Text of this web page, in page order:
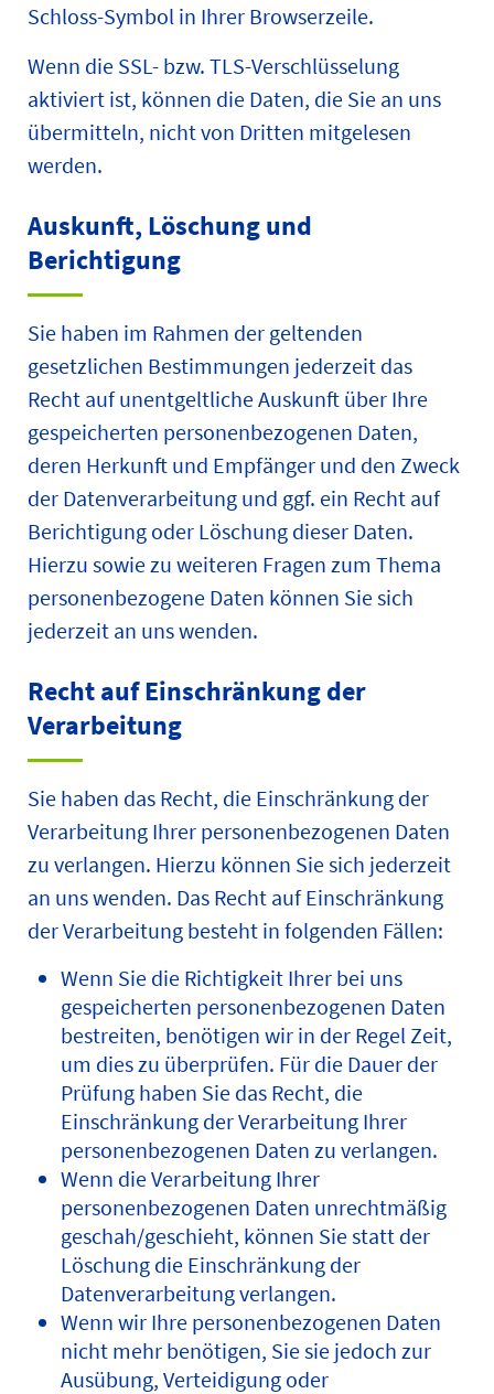
Schloss-Symbol in Ihrer Browserzeile.
Wenn die SSL- bzw. TLS-Verschlüsselung
aktiviert ist, können die Daten, die Sie an uns
übermitteln, nicht von Dritten mitgelesen
werden.
Auskunft, Löschung und
Berichtigung
Sie haben im Rahmen der geltenden
gesetzlichen Bestimmungen jederzeit das
Recht auf unentgeltliche Auskunft über Ihre
gespeicherten personenbezogenen Daten,
deren Herkunft und Empfänger und den Zweck
der Datenverarbeitung und ggf. ein Recht auf
Berichtigung oder Löschung dieser Daten.
Hierzu sowie zu weiteren Fragen zum Thema
personenbezogene Daten können Sie sich
jederzeit an uns wenden.
Recht auf Einschränkung der
Verarbeitung
Sie haben das Recht, die Einschränkung der
Verarbeitung Ihrer personenbezogenen Daten
zu verlangen. Hierzu können Sie sich jederzeit
an uns wenden. Das Recht auf Einschränkung
der Verarbeitung besteht in folgenden Fällen:
Wenn Sie die Richtigkeit Ihrer bei uns
gespeicherten personenbezogenen Daten
bestreiten, benötigen wir in der Regel Zeit,
um dies zu überprüfen. Für die Dauer der
Prüfung haben Sie das Recht, die
Einschränkung der Verarbeitung Ihrer
personenbezogenen Daten zu verlangen.
Wenn die Verarbeitung Ihrer
personenbezogenen Daten unrechtmäßig
geschah/geschieht, können Sie statt der
Löschung die Einschränkung der
Datenverarbeitung verlangen.
Wenn wir Ihre personenbezogenen Daten
nicht mehr benötigen, Sie sie jedoch zur
Ausübung, Verteidigung oder